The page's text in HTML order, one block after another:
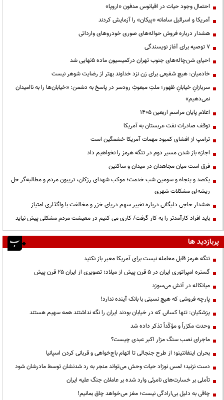
احتمال وجود حیات در اقیانوس مدفون «اروپا»
آمریکا و اسرائیل سامانه «پیکان» را آزمایش کردند
هشدار درباره فروش حواله‌های صوری خودروهای وارداتی
۷ توصیه برای آغاز نویسندگی
احیای شن‌چاله‌های جنوب تهران درکمیسیون ماده ۵نهایی شد
خادمیان: هیچ شفیعی برای زن نزد خداوند بهتر از رضایت شوهر نیست
سربازانِ خیابانِ ظهور؛ ملتِ مبعوثِ رودسر در پاسخ به دشمن: «خیابان‌ها را به ناامیدان
نمی‌دهیم»
اعلام پایان مراسم اربعین ۱۴۰۵
توقف صادرات نفت عربستان به آمریکا
ترامپ از افشای کمبود مهمات آمریکا خشمگین است
اجازه باز شدن مسیر دوم در تنگه هرمز را نخواهیم داد
فرق است میان مجاهدان در میدان و ساکتین
یکصد و پنجاه و سومین شب خدمت؛ موکب شهدای رزکان، تریبون مردم و مطالبه‌گر حل
ریشه‌ای مشکلات شهری
هشدار حاجی دلیگانی درباره تغییر سهم دریای خزر و مخالفت با واگذاری امتیاز
باید افراد کارآمدتر را به کار گرفت/ کاری می کنیم در معیشت مردم مشکلی پیش نیاید
پربازدید ها
تنگه هرمز قابل معامله نیست برای آمریکا معبر باز نکنید
گستره امپراتوری ایران در ۵ قرن پیش از میلاد؛ تصویری از ایران ۲۵ قرن پیش
میانکاله در آتش می‌سوزد
پارچه فروشی که هیچ نسبتی با بانک آینده ندارد!
پزشکیان: تنها کسانی که در خیابان بودند ایران را نگه نداشتند همه سهیم هستند
وحدت مکرّراً و مؤکّداً تذکر داده شد
ماجرای نصب سنگ مزار اکبر عبدی چیست؟
بحران اینفانتینو؛ از طرح جنجالی تا اتهام باج‌خواهی و قربانی کردن اسپانیا
دست نزنید؛ لمس نوزاد حیات وحش می‌تواند منجر به رد شدنشان توسط مادرشان شود
تأملی بر خسارت‌های نامرئی وارد شده بر عاملان جنگ علیه ایران
چاقی به دلیل بی‌ارادگی نیست؛ مغز می‌خواهد چاق بمانیم!